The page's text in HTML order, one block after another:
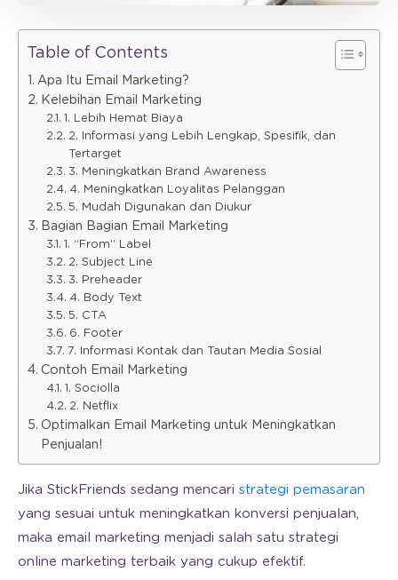
Table of Contents
Apa Itu Email Marketing?
Kelebihan Email Marketing
1. Lebih Hemat Biaya
2. Informasi yang Lebih Lengkap, Spesifik, dan
Tertarget
3. Meningkatkan Brand Awareness
4. Meningkatkan Loyalitas Pelanggan
5. Mudah Digunakan dan Diukur
Bagian Bagian Email Marketing
1. “From” Label
2. Subject Line
3. Preheader
4. Body Text
5. CTA
6. Footer
7. Informasi Kontak dan Tautan Media Sosial
Contoh Email Marketing
1. Sociolla
2. Netflix
Optimalkan Email Marketing untuk Meningkatkan
Penjualan!
Jika StickFriends sedang mencari strategi pemasaran
yang sesuai untuk meningkatkan konversi penjualan,
maka email marketing menjadi salah satu strategi
online marketing terbaik yang cukup efektif.